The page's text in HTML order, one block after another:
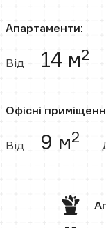
Апартаменти:
Від 14 м2
Офісні
Від 9 м2